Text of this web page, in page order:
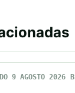
9 AGOSTO 2026